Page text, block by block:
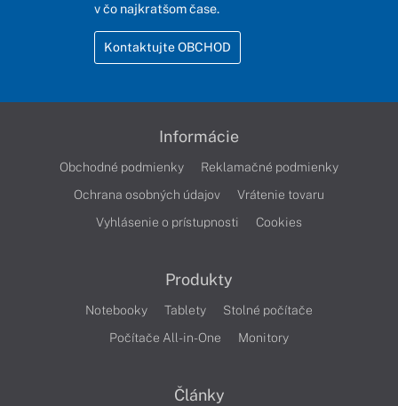
v čo najkratšom čase.
Kontaktujte OBCHOD
Informácie
Obchodné podmienky
Reklamačné podmienky
Ochrana osobných údajov
Vrátenie tovaru
Vyhlásenie o prístupnosti
Cookies
Produkty
Notebooky Tablety
Stolné počítače
Počítače All-in-One
Monitory
Články